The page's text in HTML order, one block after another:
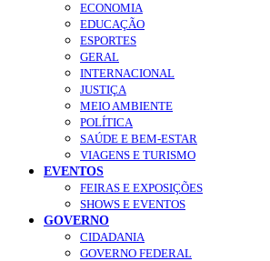
ECONOMIA
EDUCAÇÃO
ESPORTES
GERAL
INTERNACIONAL
JUSTIÇA
MEIO AMBIENTE
POLÍTICA
SAÚDE E BEM-ESTAR
VIAGENS E TURISMO
EVENTOS
FEIRAS E EXPOSIÇÕES
SHOWS E EVENTOS
GOVERNO
CIDADANIA
GOVERNO FEDERAL